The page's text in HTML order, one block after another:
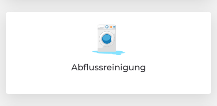
Abflussreinigung